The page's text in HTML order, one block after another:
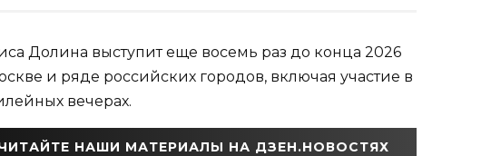
Долина выступит еще восемь раз до конца 2026
и ряде российских городов, включая участие в
вечерах.
НАШИ МАТЕРИАЛЫ НА ДЗЕН.НОВОСТЯХ